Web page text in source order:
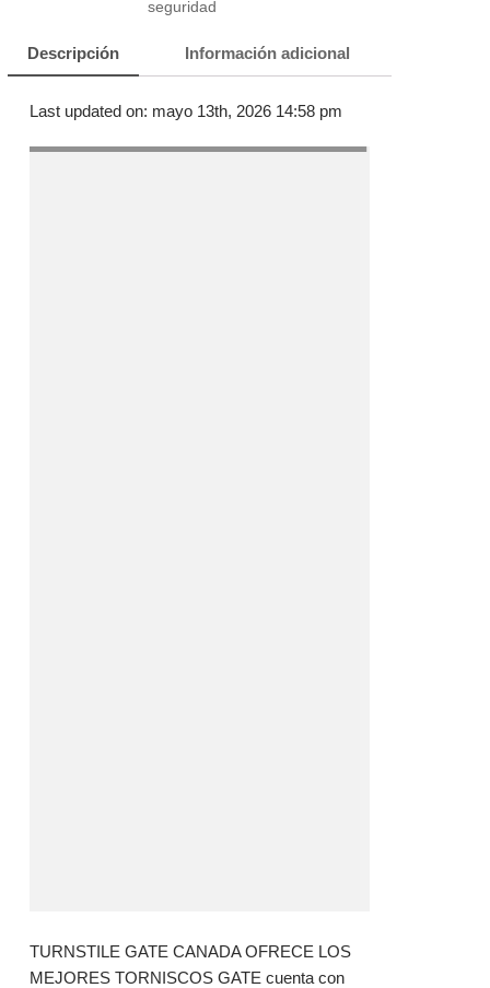
seguridad
Descripción Información adicional
Last updated on: mayo 13th, 2026 14:58 pm
TURNSTILE GATE CANADA OFRECE LOS
MEJORES TORNISCOS GATE cuenta con